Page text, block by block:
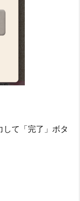
して「完了」ボタ